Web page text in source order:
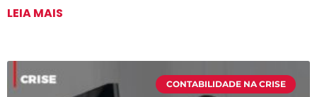
LEIA MAIS
CONTABILIDADE NA CRISE